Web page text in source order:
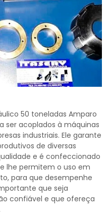
50 toneladas Amparo
ser acoplados à máquinas
industriais. Ele garante
de diversas
e é confeccionado
lhe permitem o uso em
para que desempenhe
que seja
confiável e que ofereça